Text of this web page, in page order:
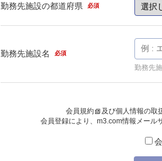
勤務先施設の都道府県 必須
勤務先施設名 必須
勤務先
会員規約 及び個人情報の取
会員登録により、 m3.com情報メール